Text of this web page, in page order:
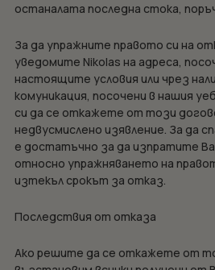
останалата последна стока,
За да упражните правото си на
уведомите Nikolas на адреса,
настоящите условия или чрез
комуникация, посочени в нашия
си да се откажете от този
недвусмислено изявление. За да
е достатъчно за да изпратите
относно упражняването на
изтекъл срокът за отказ.
Последствия от отказа
Ако решите да се откажете от